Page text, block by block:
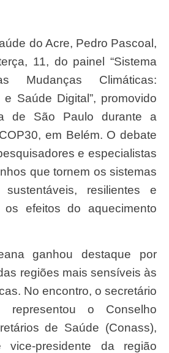
11, do painel “Sistema
Mudanças Climáticas:
Saúde Digital”, promovido
de São Paulo durante a
em Belém. O debate
e especialistas
que tornem os sistemas
resilientes e
os efeitos do aquecimento
regiões mais sensíveis às
No encontro, o secretário
o Conselho
de Saúde (Conass),
presidente da região